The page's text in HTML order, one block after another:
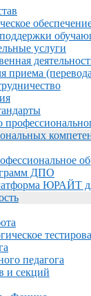
услуги
приема
ДПО
ЮРАЙТ
педагога
и секций